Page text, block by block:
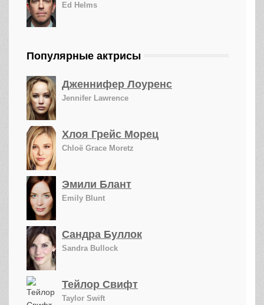
Ed Helms
Популярные актрисы
Дженнифер Лоуренс
Jennifer Lawrence
Хлоя Грейс Морец
Chloë Grace Moretz
Эмили Блант
Emily Blunt
Сандра Буллок
Sandra Bullock
Тейлор Свифт
Taylor Swift